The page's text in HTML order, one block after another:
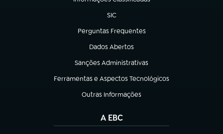
(abre em nova aba)
SIC
(abre em nova aba)
Perguntas Frequentes
(abre em nova aba)
Dados Abertos
(abre em nova aba)
Sanções Administrativas
(abre em nova aba)
Ferramentas e Aspectos Tecnológicos
(abre em nova aba)
Outras Informações
(abre em nova aba)
A EBC